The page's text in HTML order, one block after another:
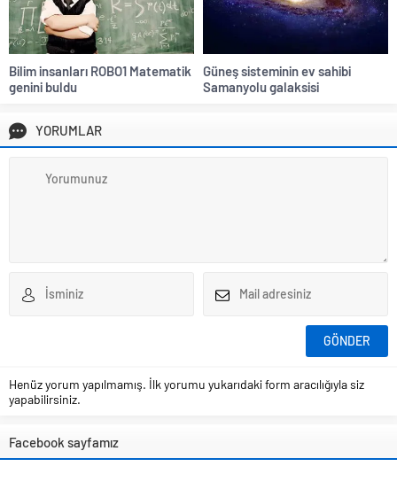
Bilim insanları ROBO1 Matematik
genini buldu
Güneş sisteminin ev sahibi
Samanyolu galaksisi
YORUMLAR
Henüz yorum yapılmamış. İlk yorumu yukarıdaki form aracılığıyla siz
yapabilirsiniz.
Facebook sayfamız